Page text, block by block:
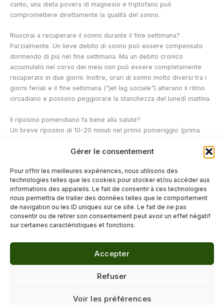
Gérer le consentement
Pour offrir les meilleures expériences, nous utilisons des
technologies telles que les cookies pour stocker et/ou accéder aux
informations des appareils. Le fait de consentir à ces technologies
nous permettra de traiter des données telles que le comportement
de navigation ou les ID uniques sur ce site. Le fait de ne pas
consentir ou de retirer son consentement peut avoir un effet négatif
sur certaines caractéristiques et fonctions.
Accepter
Refuser
Voir les préférences
canto, una dieta povera di magnesio e triptofano può
compromettere direttamente la qualità del sonno.
Riuscirai a recuperare il sonno durante il fine settimana?
Parzialmente. Un lieve debito di sonno può essere compensato
dormendo di più nel fine settimana. Ma un debito cronico
accumulato nel corso dei mesi non può essere completamente
recuperato in due giorni. Inoltre, orari di sonno molto diversi tra i
giorni feriali e il fine settimana ("jet lag sociale") alterano il ritmo
circadiano e possono peggiorare la stanchezza del lunedì mattina.
Il riposino pomeridiano fa bene alla salute?
Un breve riposino di 10-20 minuti nel primo pomeriggio (prima
delle 15:00) migliora la vigilanza, le prestazioni cognitive e l'umore
per le ore successive. È particolarmente utile quando il sonno
di sonno profondo e può causare inerzia del sonno al risveglio,
disturbando l'addormentamento notturno.
←Articolo precedente Articolo successivo→
Confidentialité·